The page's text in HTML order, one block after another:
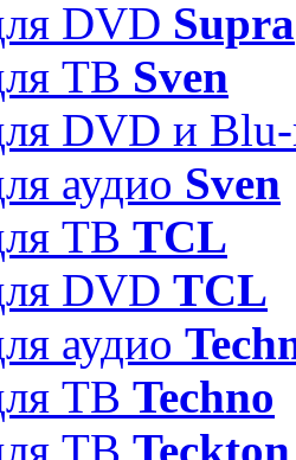
DVD Supra
ТВ Sven
DVD и
аудио Sven
ТВ TCL
DVD TCL
аудио
ТВ Techno
ТВ Teckton